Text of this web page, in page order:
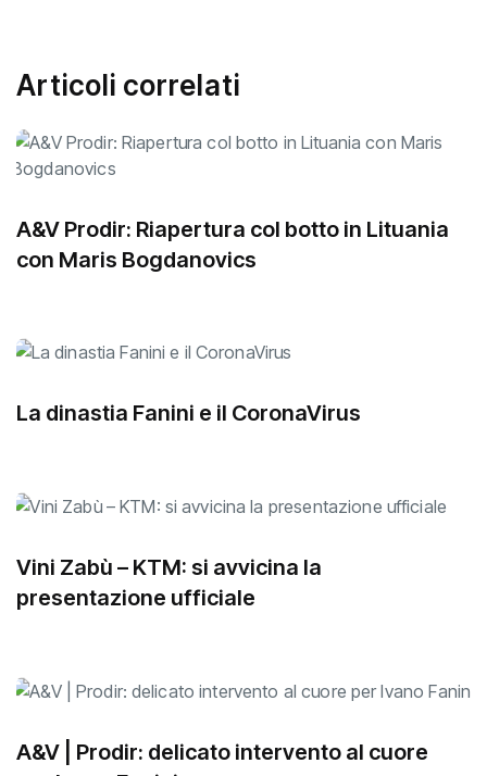
Articoli correlati
A&V Prodir: Riapertura col botto in Lituania
con Maris Bogdanovics
La dinastia Fanini e il CoronaVirus
Vini Zabù – KTM: si avvicina la
presentazione ufficiale
A&V | Prodir: delicato intervento al cuore